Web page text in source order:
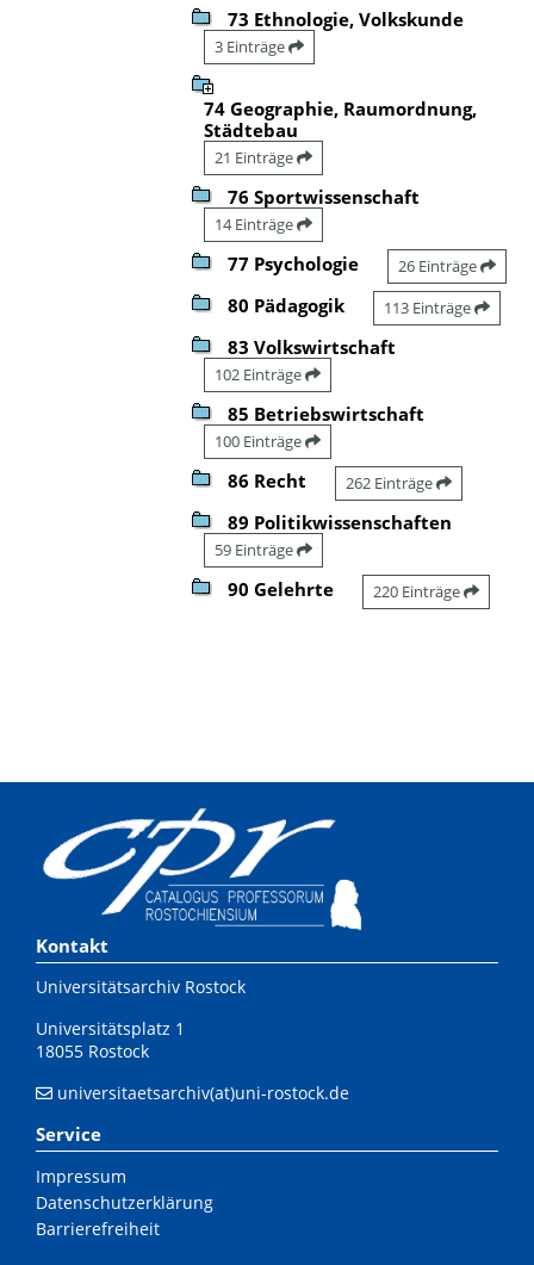
73 Ethnologie, Volkskunde
3 Einträge
74 Geographie, Raumordnung,
Städtebau
21 Einträge
76 Sportwissenschaft
14 Einträge
77 Psychologie 26 Einträge
80 Pädagogik 113 Einträge
83 Volkswirtschaft
102 Einträge
85 Betriebswirtschaft
100 Einträge
86 Recht 262 Einträge
89 Politikwissenschaften
59 Einträge
90 Gelehrte 220 Einträge
Kontakt
Universitätsarchiv Rostock
Universitätsplatz 1
18055 Rostock
universitaetsarchiv(at)uni-rostock.de
Service
Impressum
Datenschutzerklärung
Barrierefreiheit